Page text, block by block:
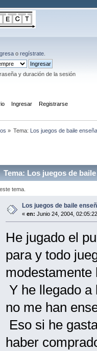
o regístrate
y duración de la sesión
Ingresar Registrarse
» Tema: Los juegos de baile
Tema: Los juegos de
tema.
Los juegos de baile
« en: Junio 24, 2004,
He jugado el
para y todo
modestamente
Y he llegado a
no me han
Eso si he
haber